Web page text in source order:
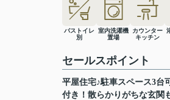
バストイレ
別
室内洗濯機
置場
カウンター
キッチン
セールスポイント
平屋住宅♪駐車スペース3台
付き！散らかりがちな玄関